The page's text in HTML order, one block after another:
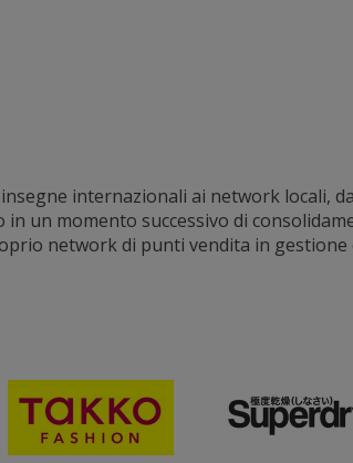
internazionali ai network locali,
un momento successivo di
network di punti vendita in